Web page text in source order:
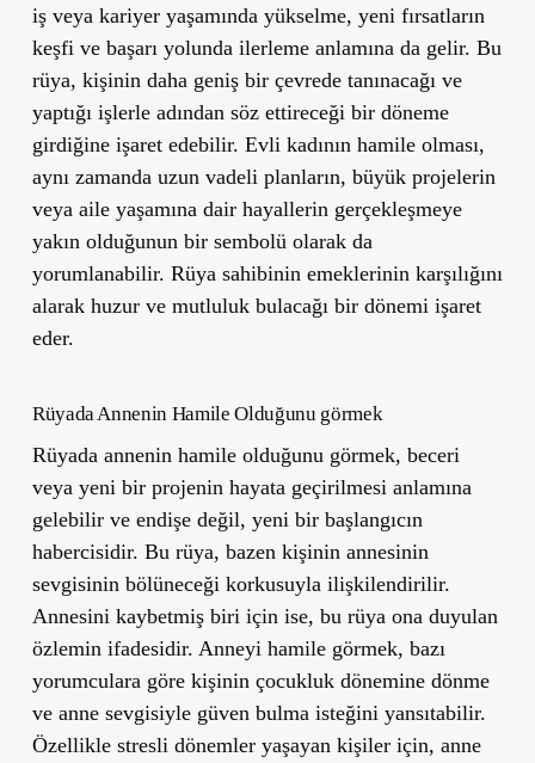
iş veya kariyer yaşamında yükselme, yeni fırsatların
keşfi ve başarı yolunda ilerleme anlamına da gelir. Bu
rüya, kişinin daha geniş bir çevrede tanınacağı ve
yaptığı işlerle adından söz ettireceği bir döneme
girdiğine işaret edebilir. Evli kadının hamile olması,
aynı zamanda uzun vadeli planların, büyük projelerin
veya aile yaşamına dair hayallerin gerçekleşmeye
yakın olduğunun bir sembolü olarak da
yorumlanabilir. Rüya sahibinin emeklerinin karşılığını
alarak huzur ve mutluluk bulacağı bir dönemi işaret
eder.
Rüyada Annenin Hamile Olduğunu görmek
Rüyada annenin hamile olduğunu görmek, beceri
veya yeni bir projenin hayata geçirilmesi anlamına
gelebilir ve endişe değil, yeni bir başlangıcın
habercisidir. Bu rüya, bazen kişinin annesinin
sevgisinin bölüneceği korkusuyla ilişkilendirilir.
Annesini kaybetmiş biri için ise, bu rüya ona duyulan
özlemin ifadesidir. Anneyi hamile görmek, bazı
yorumculara göre kişinin çocukluk dönemine dönme
ve anne sevgisiyle güven bulma isteğini yansıtabilir.
Özellikle stresli dönemler yaşayan kişiler için, anne